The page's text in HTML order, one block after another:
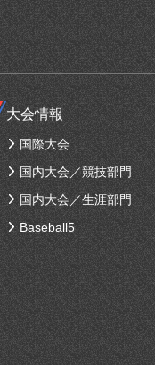
大会情報
国際大会
国内大会／競技部門
国内大会／生涯部門
Baseball5